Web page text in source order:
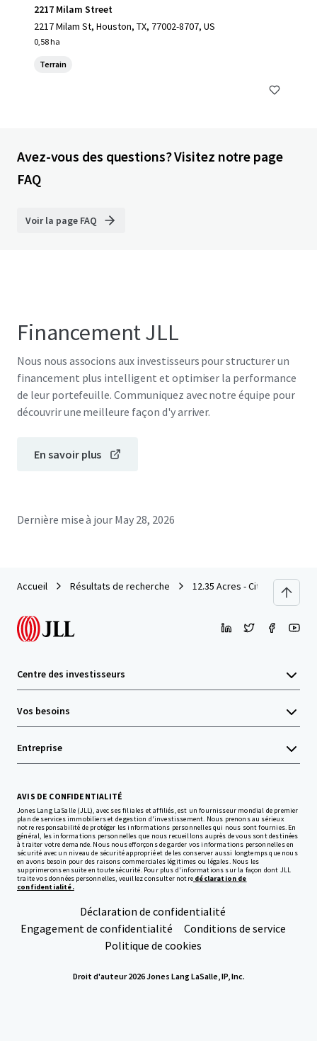
2217 Milam Street
2217 Milam St, Houston, TX, 77002-8707, US
0,58 ha
Terrain
Avez-vous des questions? Visitez notre page
FAQ
Voir la page FAQ
Financement JLL
Nous nous associons aux investisseurs pour structurer un
financement plus intelligent et optimiser la performance
de leur portefeuille. Communiquez avec notre équipe pour
découvrir une meilleure façon d'y arriver.
En savoir plus
Dernière mise à jour May 28, 2026
Accueil Résultats de recherche 12.35 Acres - City Place
Centre des investisseurs
Vos besoins
Entreprise
AVIS DE CONFIDENTIALITÉ
Jones Lang LaSalle (JLL), avec ses filiales et affiliés, est un fournisseur mondial de premier
plan de services immobiliers et de gestion d'investissement. Nous prenons au sérieux
notre responsabilité de protéger les informations personnelles qui nous sont fournies. En
général, les informations personnelles que nous recueillons auprès de vous sont destinées
à traiter votre demande. Nous nous efforçons de garder vos informations personnelles en
sécurité avec un niveau de sécurité approprié et de les conserver aussi longtemps que nous
en avons besoin pour des raisons commerciales légitimes ou légales. Nous les
supprimerons ensuite en toute sécurité. Pour plus d'informations sur la façon dont JLL
traite vos données personnelles, veuillez consulter notredéclaration de
confidentialité.
Déclaration de confidentialité
Engagement de confidentialité
Conditions de service
Politique de cookies
Droit d'auteur 2026 Jones Lang LaSalle, IP, Inc.